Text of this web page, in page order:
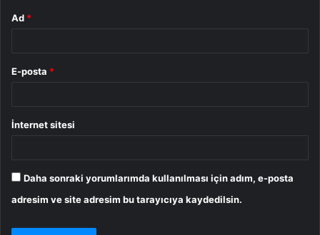
Ad *
E-posta *
İnternet sitesi
Daha sonraki yorumlarımda kullanılması için adım, e-posta
adresim ve site adresim bu tarayıcıya kaydedilsin.